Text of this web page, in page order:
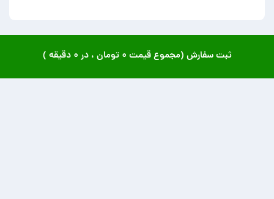
ثبت سفارش (مجموع قیمت ۰ تومان ، در ۰ دقیقه )